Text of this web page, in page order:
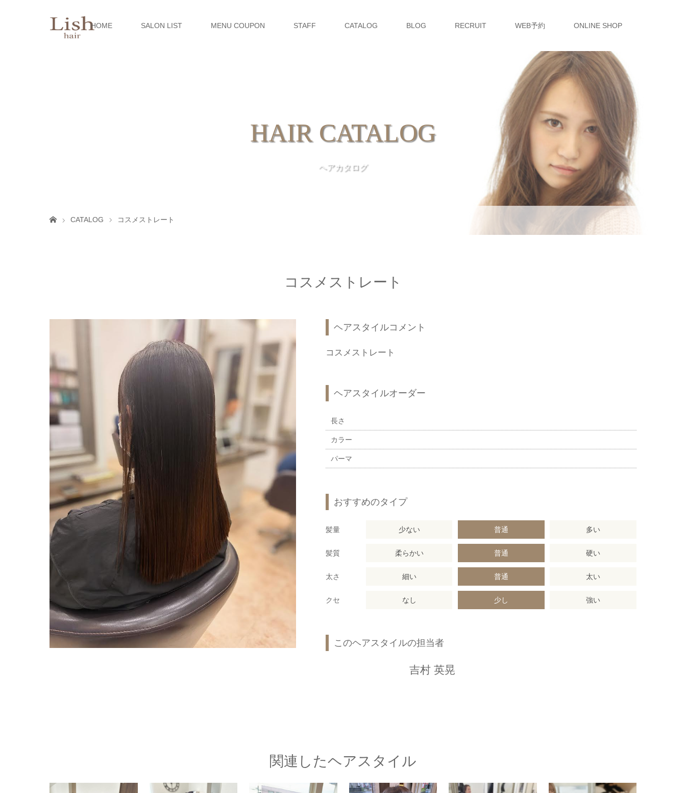
HOME SALON LIST MENU COUPON STAFF CATALOG BLOG RECRUIT WEB予約 ONLINE SHOP
HAIR CATALOG
ヘアカタログ
CATALOG コスメストレート
コスメストレート
ヘアスタイルコメント
コスメストレート
ヘアスタイルオーダー
長さ
カラー
パーマ
おすすめのタイプ
髪量 少ない 普通 多い
髪質 柔らかい 普通 硬い
太さ 細い 普通 太い
クセ なし 少し 強い
このヘアスタイルの担当者
吉村 英晃
関連したヘアスタイル